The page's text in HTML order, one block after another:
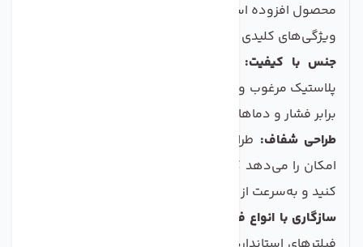
محصول افزوده است.
ویژگی‌های کلیدی محصو ل
جنس با کیفیت:
پلاستیک مرغوب و مقاوم تولید شده که باعث می‌شود در
برابر فشار و دماهای مختلف بسیار مقاوم باشد.
طراحی شفاف: طراحی شفاف این هوزینگ به شما این
امکان را می‌دهد که وضعیت فیلترها را به‌راحتی مشاهده
کنید و به‌سرعت از وضعیت آنها باخبر شوید.
سازگاری با انواع فیلترها: